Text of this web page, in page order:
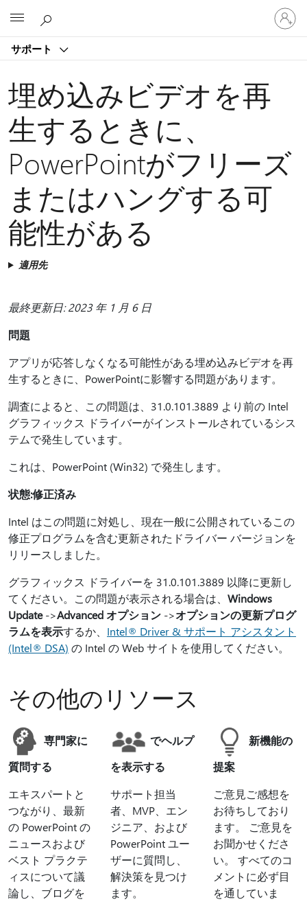
サポート
ア
カ
ウ
す
埋め込みビデオを再
生するときに、
PowerPointがフリーズ
またはハングする可
能性がある
適用先
最終更新日: 2023 年 1 月 6 日
問題
アプリが応答しなくなる可能性がある埋め込みビデオを再
生するときに、PowerPointに影響する問題があります。
調査によると、この問題は、31.0.101.3889 より前の Intel
グラフィックス ドライバーがインストールされているシス
テムで発生しています。
これは、PowerPoint (Win32) で発生します。
状態:修正済み
Intel はこの問題に対処し、現在一般に公開されているこの
修正プログラムを含む更新されたドライバー バージョンを
リリースしました。
グラフィックス ドライバーを 31.0.101.3889 以降に更新し
てください。この問題が表示される場合は、 Windows
Update->Advanced オプション ->オプションの更新プログ
ラムを表示するか、 Intel® Driver & サポート アシスタント
(Intel® DSA) の Intel の Web サイトを使用してください。
その他のリソース
専門家に
質問する
エキスパートと
つながり、最新
の PowerPoint の
ニュースおよび
ベスト プラクテ
ィスについて議
論し、ブログを
でヘルプ
を表示する
サポート担当
者、MVP、エン
ジニア、および
PowerPoint ユー
ザーに質問し、
解決策を見つけ
ます。
新機能の
提案
ご意見ご感想を
お待ちしており
ます。 ご意見を
お聞かせくださ
い。 すべてのコ
メントに必ず目
を通していま